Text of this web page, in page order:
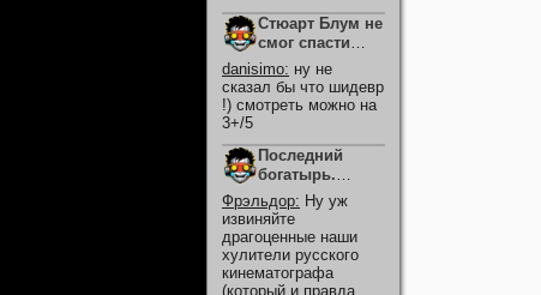
Стюарт Блум не
смог спасти
вселенную
(2026)
danisimo: ну не
сказал бы что шидевр
!) смотреть можно на
3+/5
Последний
богатырь.
Колобок (2026)
Фрэльдор: Ну уж
извиняйте
драгоценные наши
хулители русского
кинематографа
(который и правда